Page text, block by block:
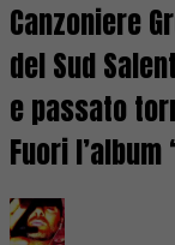
Canzoniere
del Sud
e passato
Fuori